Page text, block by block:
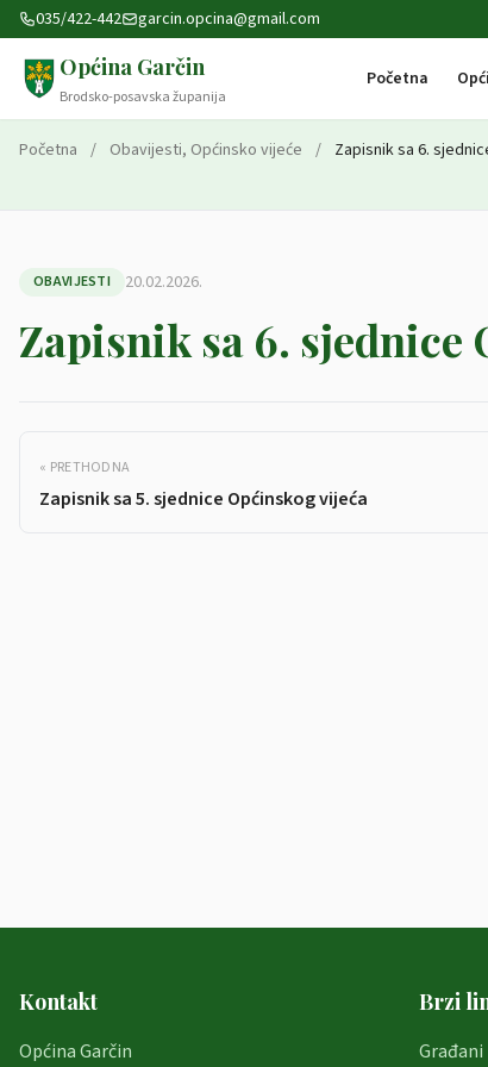
Preskoči na sadržaj
035/422-442 garcin.opcina@gmail.com
Općina Garčin
Brodsko-posavska županija
Početna
Početna / Obavijesti, Općinsko vijeće / Zapisnik sa 6.
OBAVIJESTI 20.02.2026.
Zapisnik sa 6. sjednice
« PRETHODNA
Zapisnik sa 5. sjednice Općinskog vijeća
Kontakt
Općina Garčin
Brzi
Građani